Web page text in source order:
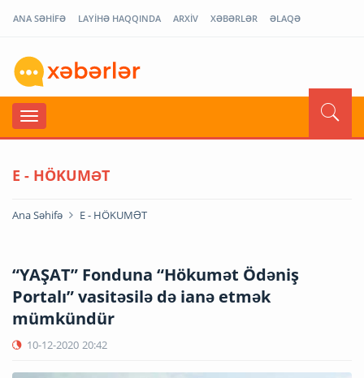
ANA SƏHİFƏ LAYİHƏ HAQQINDA ARXİV XƏBƏRLƏR ƏLAQƏ
E - HÖKUMƏT
Ana Səhifə E - HÖKUMƏT
“YAŞAT” Fonduna “Hökumət Ödəniş
Portalı” vasitəsilə də ianə etmək
mümkündür
10-12-2020 20:42